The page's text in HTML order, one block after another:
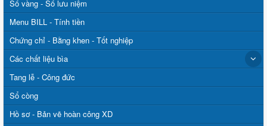
Sổ vàng - Sổ lưu niệm
Menu BILL - Tính tiền
Chứng chỉ - Bằng khen - Tốt nghiệp
Các chất liệu bìa
Tang lễ - Công đức
Sổ còng
Hồ sơ - Bản vẽ hoàn công XD